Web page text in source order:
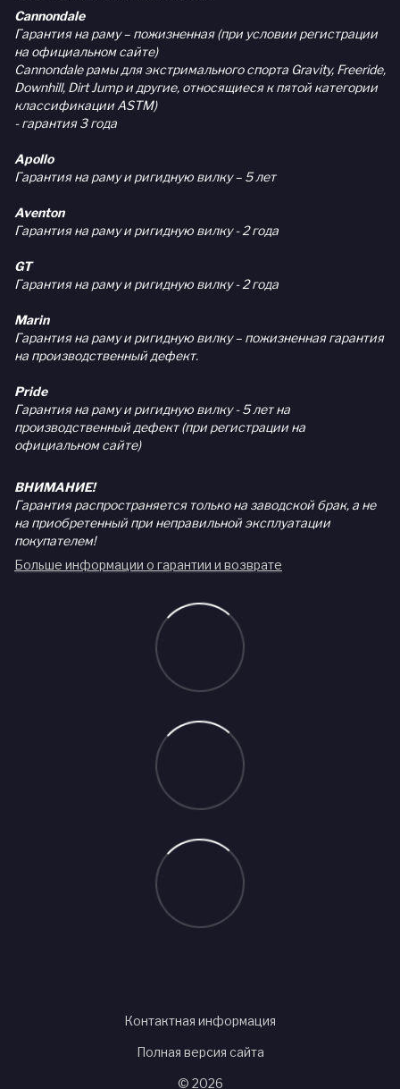
Cannondale
Гарантия на раму – пожизненная (при условии регистрации
на официальном сайте)
Cannondale рамы для экстримального спорта Gravity, Freeride,
Downhill, Dirt Jump и другие, относящиеся к пятой категории
классификации ASTM)
- гарантия 3 года
Apollo
Гарантия на раму и ригидную вилку – 5 лет
Aventon
Гарантия на раму и ригидную вилку - 2 года
GT
Гарантия на раму и ригидную вилку - 2 года
Marin
Гарантия на раму и ригидную вилку – пожизненная гарантия
на производственный дефект.
Pride
Гарантия на раму и ригидную вилку - 5 лет на
производственный дефект (при регистрации на
официальном сайте)
ВНИМАНИЕ!
Гарантия распространяется только на заводской брак, а не
на приобретенный при неправильной эксплуатации
покупателем!
Больше информации о гарантии и возврате
Контактная информация
Полная версия сайта
© 2026